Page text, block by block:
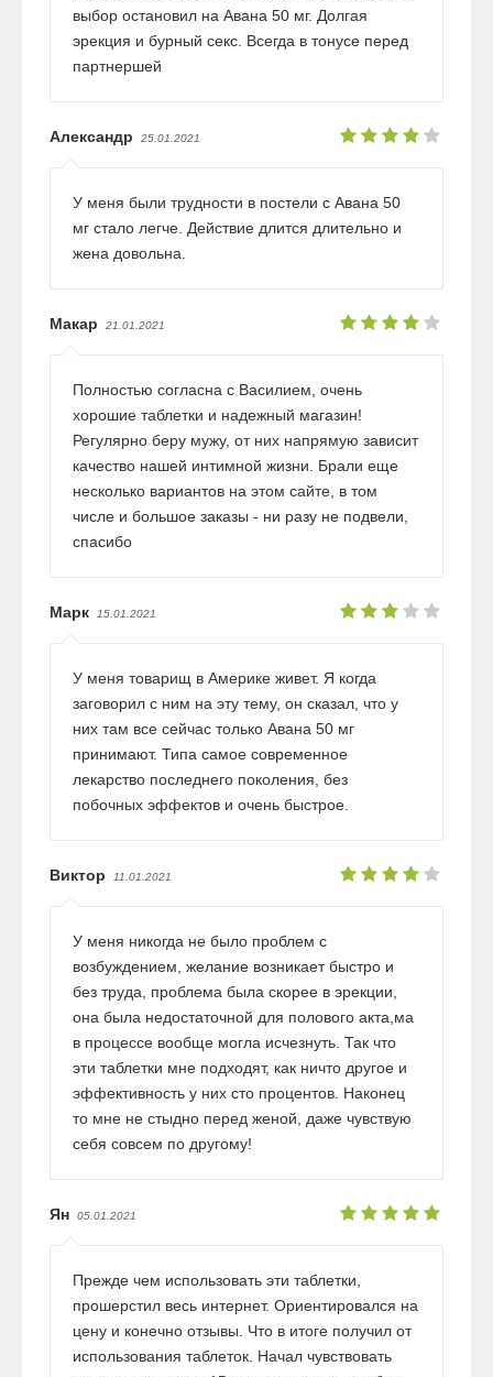
выбор остановил на Авана 50 мг. Долгая
эрекция и бурный секс. Всегда в тонусе перед
партнершей
Александр 25.01.2021
У меня были трудности в постели с Авана 50
мг стало легче. Действие длится длительно и
жена довольна.
Макар 21.01.2021
Полностью согласна с Василием, очень
хорошие таблетки и надежный магазин!
Регулярно беру мужу, от них напрямую зависит
качество нашей интимной жизни. Брали еще
несколько вариантов на этом сайте, в том
числе и большое заказы - ни разу не подвели,
спасибо
Марк 15.01.2021
У меня товарищ в Америке живет. Я когда
заговорил с ним на эту тему, он сказал, что у
них там все сейчас только Авана 50 мг
принимают. Типа самое современное
лекарство последнего поколения, без
побочных эффектов и очень быстрое.
Виктор 11.01.2021
У меня никогда не было проблем с
возбуждением, желание возникает быстро и
без труда, проблема была скорее в эрекции,
она была недостаточной для полового акта,ма
в процессе вообще могла исчезнуть. Так что
эти таблетки мне подходят, как ничто другое и
эффективность у них сто процентов. Наконец
то мне не стыдно перед женой, даже чувствую
себя совсем по другому!
Ян 05.01.2021
Прежде чем использовать эти таблетки,
прошерстил весь интернет. Ориентировался на
цену и конечно отзывы. Что в итоге получил от
использования таблеток. Начал чувствовать